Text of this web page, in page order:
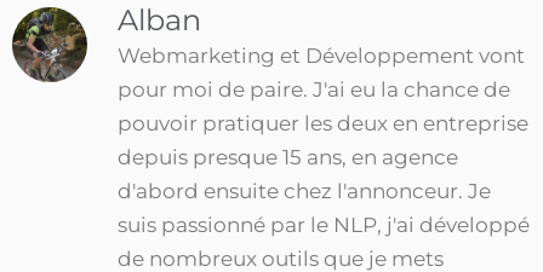
Alban
Webmarketing et Développement vont
pour moi de paire. J'ai eu la chance de
pouvoir pratiquer les deux en entreprise
depuis presque 15 ans, en agence
d'abord ensuite chez l'annonceur. Je
suis passionné par le NLP, j'ai développé
de nombreux outils que je mets